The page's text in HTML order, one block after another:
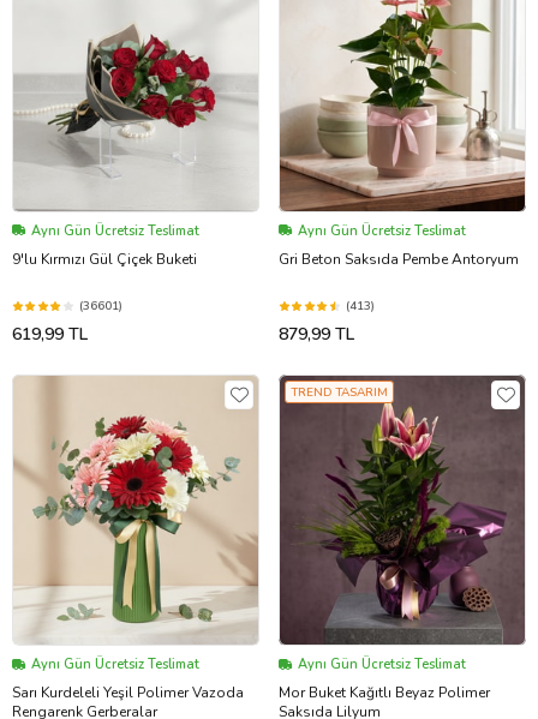
Aynı Gün Ücretsiz Teslimat
9'lu Kırmızı Gül Çiçek Buketi
(36601)
619,99 TL
Aynı Gün Ücretsiz Teslimat
Gri Beton Saksıda Pembe Antoryum
(413)
879,99 TL
Aynı Gün Ücretsiz Teslimat
Sarı Kurdeleli Yeşil Polimer Vazoda
Rengarenk Gerberalar
TREND TASARIM
Aynı Gün Ücretsiz Teslimat
Mor Buket Kağıtlı Beyaz Polimer
Saksıda Lilyum